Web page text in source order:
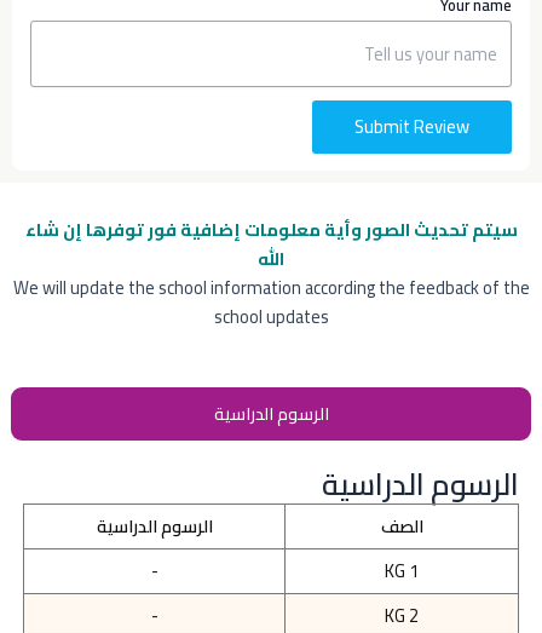
سيتم تحديث الصور وأية معلومات إضافيةفور توفرها إن شاء
الله
We will update the school information according the feedback of the
school updates
الرسوم الدراسية
الرسوم الدراسية
الصف
الرسوم الدراسية
KG 1
-
KG 2
-
Submit Review